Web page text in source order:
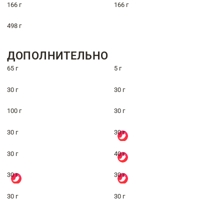
166 г 166 г
498 г
ДОПОЛНИТЕЛЬНО
65 г 5 г
30 г 30 г
100 г 30 г
30 г 30 г
30 г 40 г
30 г 30 г
30 г 30 г